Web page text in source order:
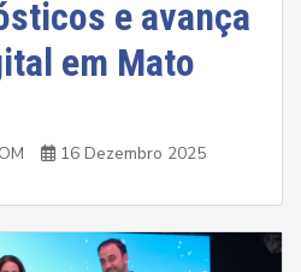
e avança
em Mato
16 Dezembro 2025